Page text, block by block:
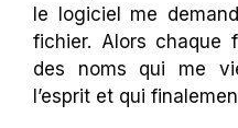
le logiciel me
fichier. Alors chaque
des noms qui me
l’esprit et qui